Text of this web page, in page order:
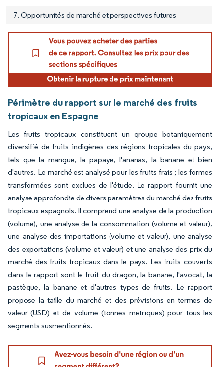
7. Opportunités de marché et perspectives futures
Périmètre du rapport sur le marché des fruits
tropicaux en Espagne
Les fruits tropicaux constituent un groupe botaniquement
diversifié de fruits indigènes des régions tropicales du pays,
tels que la mangue, la papaye, l'ananas, la banane et bien
d'autres. Le marché est analysé pour les fruits frais ; les formes
transformées sont exclues de l'étude. Le rapport fournit une
analyse approfondie de divers paramètres du marché des fruits
tropicaux espagnols. Il comprend une analyse de la production
(volume), une analyse de la consommation (volume et valeur),
une analyse des importations (volume et valeur), une analyse
des exportations (volume et valeur) et une analyse des prix du
marché des fruits tropicaux dans le pays. Les fruits couverts
dans le rapport sont le fruit du dragon, la banane, l'avocat, la
pastèque, la banane et d'autres types de fruits. Le rapport
propose la taille du marché et des prévisions en termes de
valeur (USD) et de volume (tonnes métriques) pour tous les
segments susmentionnés.